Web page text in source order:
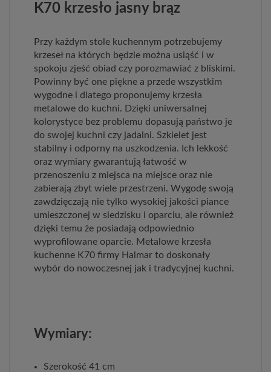
K70 krzesło jasny brąz
Przy każdym stole kuchennym potrzebujemy
krzeseł na których będzie można usiąść i w
spokoju zjeść obiad czy porozmawiać z bliskimi.
Powinny być one piękne a przede wszystkim
wygodne i dlatego proponujemy krzesła
metalowe do kuchni. Dzięki uniwersalnej
kolorystyce bez problemu dopasują państwo je
do swojej kuchni czy jadalni. Szkielet jest
stabilny i odporny na uszkodzenia. Ich lekkość
oraz wymiary gwarantują łatwość w
przenoszeniu z miejsca na miejsce oraz nie
zabierają zbyt wiele przestrzeni. Wygodę swoją
zawdzięczają nie tylko wysokiej jakości piance
umieszczonej w siedzisku i oparciu, ale również
dzięki temu że posiadają odpowiednio
wyprofilowane oparcie. Metalowe krzesła
kuchenne K70 firmy Halmar to doskonały
wybór do nowoczesnej jak i tradycyjnej kuchni.
Wymiary:
Szerokość 41 cm